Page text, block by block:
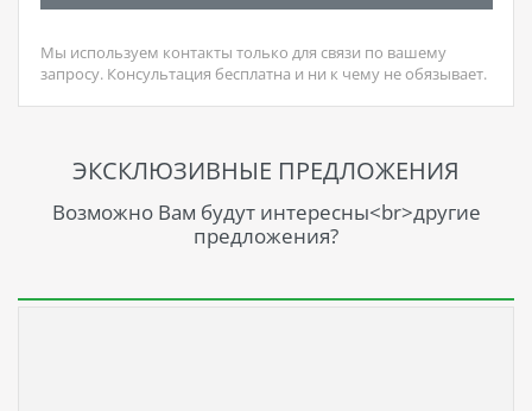
Мы используем контакты только для связи по вашему
запросу. Консультация бесплатна и ни к чему не обязывает.
ЭКСКЛЮЗИВНЫЕ ПРЕДЛОЖЕНИЯ
Возможно Вам будут интересны<br>другие
предложения?